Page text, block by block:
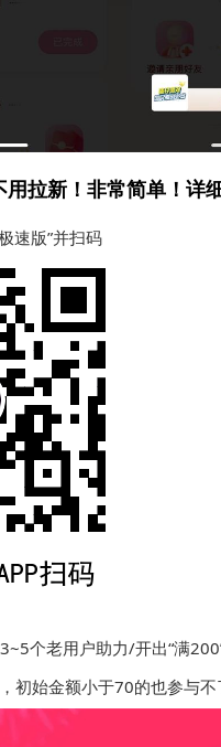
拉新！非常简单！详
速版”并扫码
个老用户助力/开出“满
初始金额小于70的也参与不